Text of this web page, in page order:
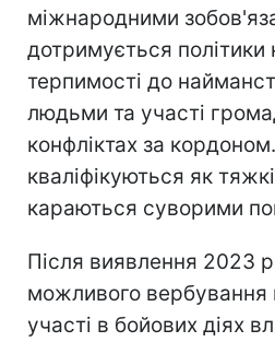
міжнародними
дотримується політики
терпимості до
людьми та участі
конфліктах за кордоном.
кваліфікуються як
караються суворими
Після виявлення 2023
можливого вербування
участі в бойових діях